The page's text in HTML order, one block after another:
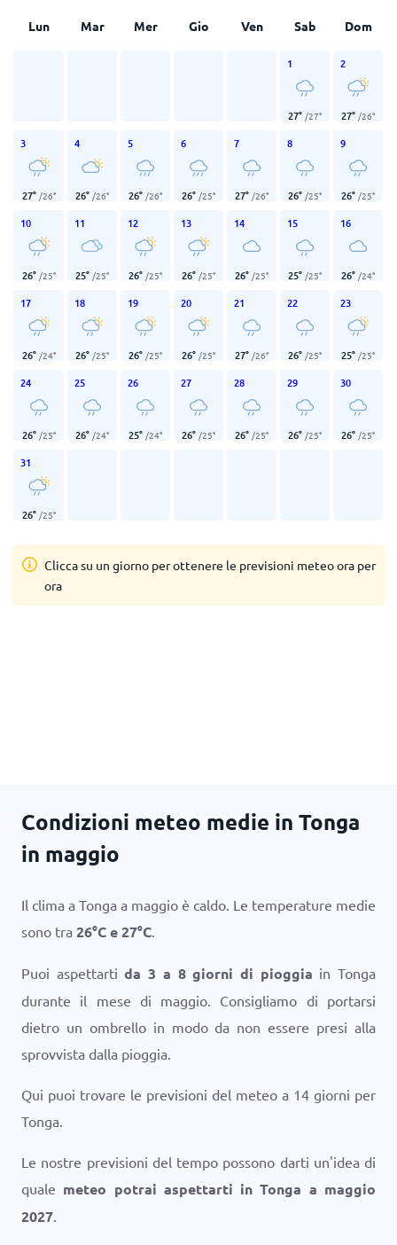
Lun Mar Mer Gio Ven Sab Dom
1
27° /27°
2
27° /26°
3
27° /26°
4
26° /26°
5
26° /26°
6
26° /25°
7
27° /26°
8
26° /25°
9
26° /25°
10
26° /25°
11
25° /25°
12
26° /25°
13
26° /25°
14
26° /25°
15
25° /25°
16
26° /24°
17
26° /24°
18
26° /25°
19
26° /25°
20
26° /25°
21
27° /26°
22
26° /25°
23
25° /25°
24
26° /25°
25
26° /24°
26
25° /24°
27
26° /25°
28
26° /25°
29
26° /25°
30
26° /25°
31
26° /25°
Clicca su un giorno per ottenere le previsioni meteo ora per
ora
Condizioni meteo medie in Tonga
in maggio
Il clima a Tonga a maggio è caldo. Le temperature medie
sono tra 26°Ce27°C.
Puoi aspettartida 3 a 8 giorni di pioggia in Tonga
durante il mese di maggio. Consigliamo di portarsi
dietro un ombrello in modo da non essere presi alla
sprovvista dalla pioggia.
Qui puoi trovare le previsioni del meteo a 14 giorni per
Tonga.
Le nostre previsioni del tempo possono darti un'idea di
quale meteo potrai aspettarti in Tonga a maggio
2027.